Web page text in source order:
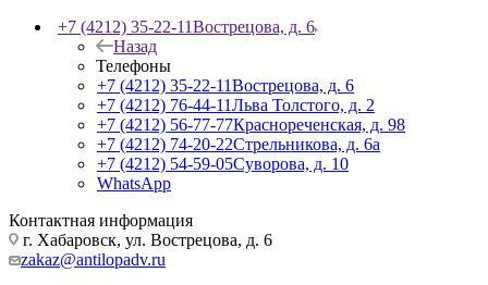
+7 (4212) 35-22-11Вострецова, д. 6
Назад
Телефоны
+7 (4212) 35-22-11Вострецова, д. 6
+7 (4212) 76-44-11Льва Толстого, д. 2
+7 (4212) 56-77-77Краснореченская, д. 98
+7 (4212) 74-20-22Стрельникова, д. 6а
+7 (4212) 54-59-05Суворова, д. 10
WhatsApp
Контактная информация
г. Хабаровск, ул. Вострецова, д. 6
zakaz@antilopadv.ru